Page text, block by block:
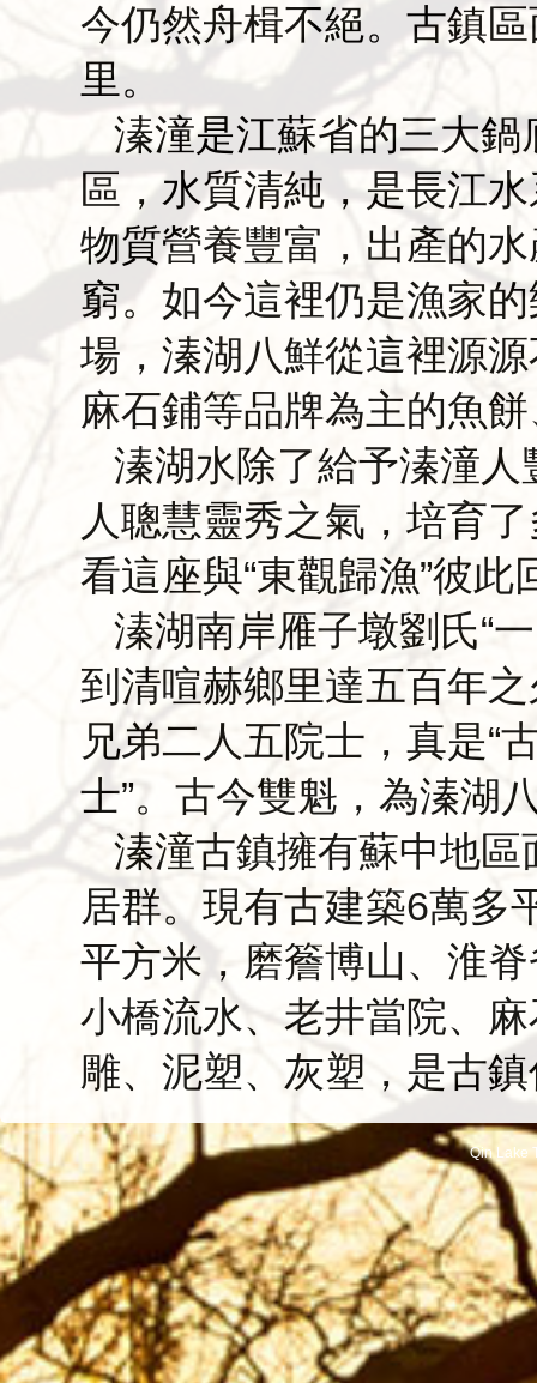
今仍然舟楫不絕。古鎮
里。
溱潼是江蘇省的三大
區，水質清純，是長江
物質營養豐富，出產的
窮。如今這裡仍是漁家
場，溱湖八鮮從這裡源
麻石鋪等品牌為主的魚
溱湖水除了給予溱潼
人聰慧靈秀之氣，培育
看這座與“東觀歸漁”彼此
溱湖南岸雁子墩劉氏“
到清喧赫鄉里達五百年
兄弟二人五院士，真是“
士”。古今雙魁，為溱湖
溱潼古鎮擁有蘇中地
居群。現有古建築6萬多
平方米，磨簷博山、淮
小橋流水、老井當院、
雕、泥塑、灰塑，是古
Qin Lake